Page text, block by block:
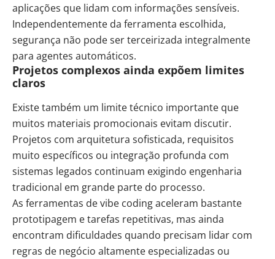
aplicações que lidam com informações sensíveis.
Independentemente da ferramenta escolhida,
segurança não pode ser terceirizada integralmente
para agentes automáticos.
Projetos complexos ainda expõem limites
claros
Existe também um limite técnico importante que
muitos materiais promocionais evitam discutir.
Projetos com arquitetura sofisticada, requisitos
muito específicos ou integração profunda com
sistemas legados continuam exigindo engenharia
tradicional em grande parte do processo.
As ferramentas de vibe coding aceleram bastante
prototipagem e tarefas repetitivas, mas ainda
encontram dificuldades quando precisam lidar com
regras de negócio altamente especializadas ou